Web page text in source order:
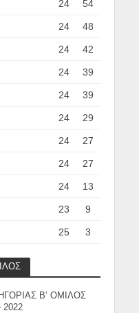
24 54
24 48
24 42
24 39
24 39
24 29
24 27
24 27
24 13
23 9
25 3
Β’ ΟΜΙΛΟΣ
2022